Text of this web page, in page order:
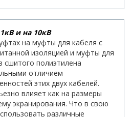
и на 10кВ
на муфты для кабеля с
изоляцией и муфты для
сшитого полиэтилена
отличием
этих двух кабелей.
влияет как на размеры
экранирования. Что в свою
различные